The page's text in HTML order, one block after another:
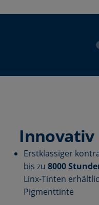
Innovativ
Erstklassiger
bis zu8000
Linx-Tinten
Pigmenttinte